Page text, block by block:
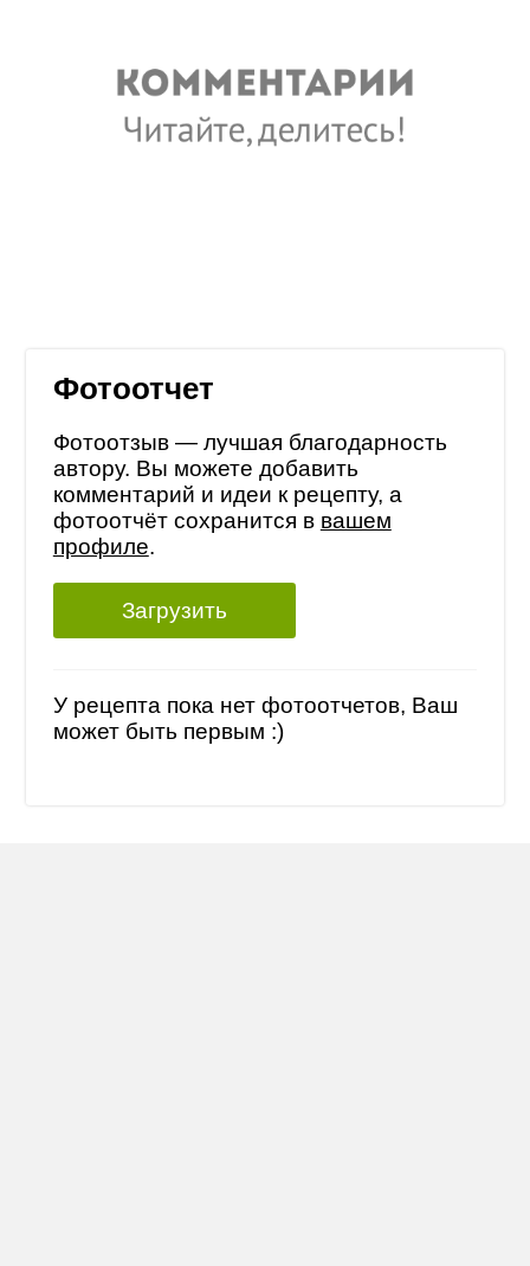
Фотоотчет
Фотоотзыв — лучшая благодарность
автору. Вы можете добавить
комментарий и идеи к рецепту, а
фотоотчёт сохранится в вашем
профиле.
Загрузить
У рецепта пока нет фотоотчетов, Ваш
может быть первым :)